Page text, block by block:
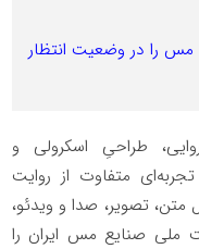
مس را در وضعیت انتظار
طراحیِ اسکرولی و
متفاوت از روایت
متن، تصویر، صدا و ویدئو،
صنایع مس ایران را